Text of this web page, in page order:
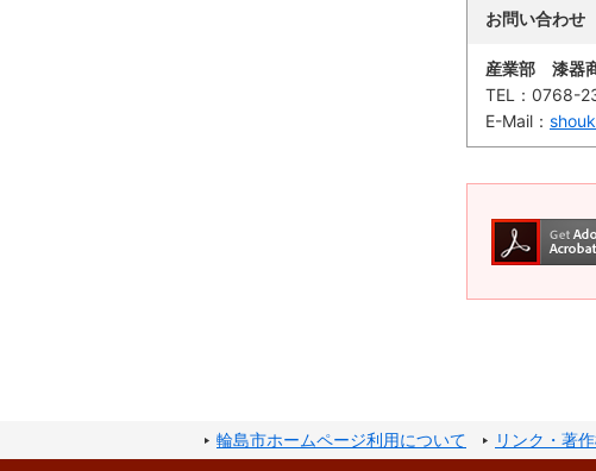
お問い合わせ
産業部 漆器
TEL： 0768-
E-Mail：
輪島市ホームページ利用について リンク・著